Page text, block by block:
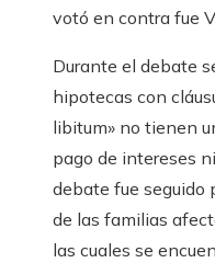
votó en contra fue
Durante el debate
hipotecas con
libitum» no tienen
pago de intereses
debate fue seguido
de las familias
las cuales se